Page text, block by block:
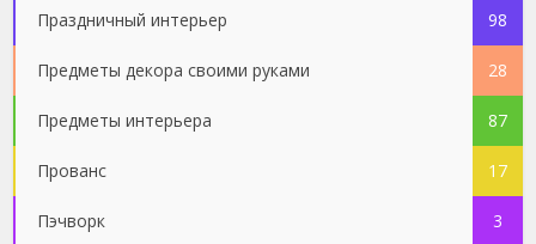
Праздничный интерьер 98
Предметы декора своими руками 28
Предметы интерьера 87
Прованс 17
Пэчворк 3